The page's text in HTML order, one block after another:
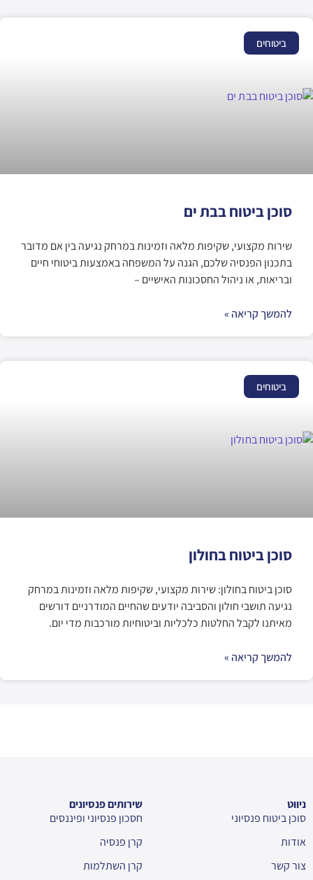
ביטוחים
סוכן ביטוח בבת ים
שירות מקצועי, שקיפות מלאה וזמינות במרחק נגיעה בין אם מדובר
בתכנון הפנסיה שלכם, הגנה על המשפחה באמצעות ביטוחי חיים
ובריאות, או ניהול החסכונות האישיים –
להמשך קריאה »
ביטוחים
סוכן ביטוח בחולון
סוכן ביטוח בחולון: שירות מקצועי, שקיפות מלאה וזמינות במרחק
נגיעה תושבי חולון והסביבה יודעים שהחיים המודרניים דורשים
מאיתנו לקבל החלטות כלכליות וביטוחיות מורכבות מדי יום.
להמשך קריאה »
ניווט
סוכן ביטוח פנסיוני
אודות
צור קשר
שירותים פנסיונים
חסכון פנסיוני ופיננסים
קרן פנסיה
קרן השתלמות